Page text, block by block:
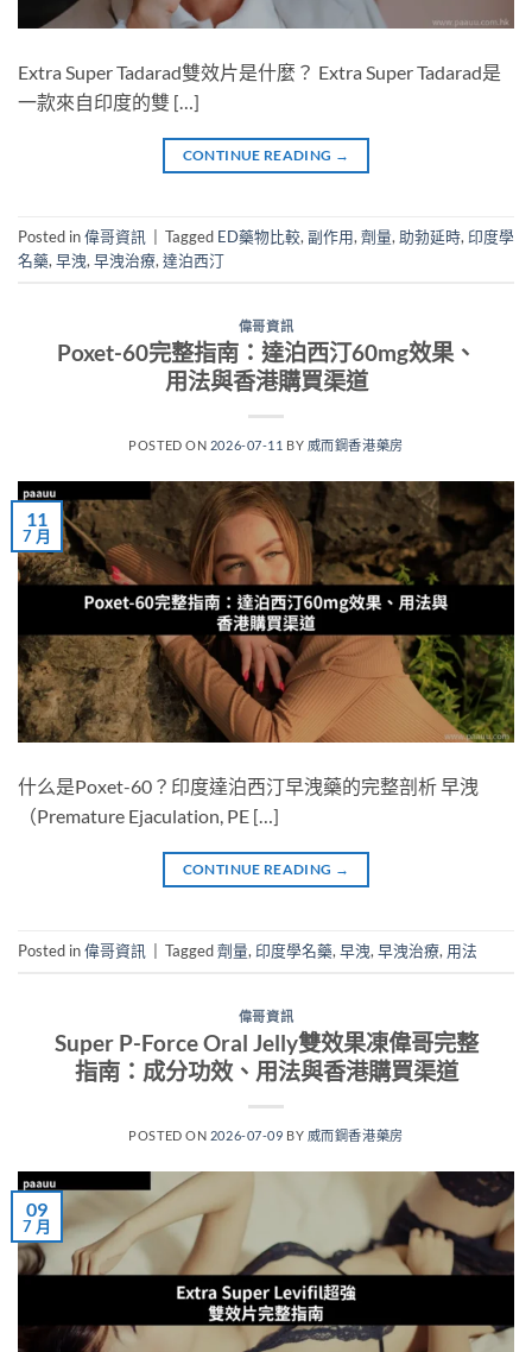
Extra Super Tadarad雙效片是什麼？ Extra Super Tadarad是
一款來自印度的雙 […]
CONTINUE READING →
Posted in偉哥資訊 Tagged ED藥物比較, 副作用, 劑量, 助勃延時, 印度學
名藥, 早洩, 早洩治療, 達泊西汀
偉哥資訊
Poxet-60完整指南：達泊西汀60mg效果、
用法與香港購買渠道
POSTED ON 2026-07-11 BY 威而鋼香港藥房
11
7 月
什么是Poxet-60？印度達泊西汀早洩藥的完整剖析 早洩
（Premature Ejaculation, PE […]
CONTINUE READING →
Posted in偉哥資訊 Tagged劑量, 印度學名藥, 早洩, 早洩治療, 用法
偉哥資訊
Super P-Force Oral Jelly雙效果凍偉哥完整
指南：成分功效、用法與香港購買渠道
POSTED ON 2026-07-09 BY 威而鋼香港藥房
09
7 月